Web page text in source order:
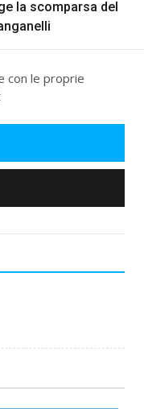
la scomparsa del
con le proprie